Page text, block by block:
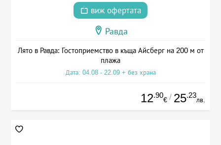
виж офертата
Равда
Лято в Равда: Гостоприемство в къща Айсберг на 200 м от
плажа
Дата: 04.08 - 22.09 + без храна
12.90
€ / 25.23
лв.